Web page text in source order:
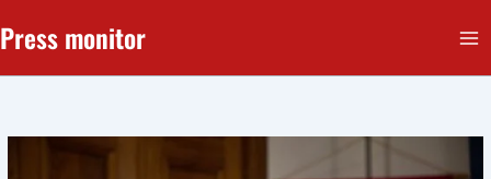
до
Press monitor